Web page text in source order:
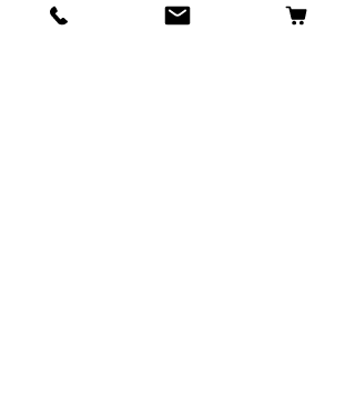
Pour l'écurie